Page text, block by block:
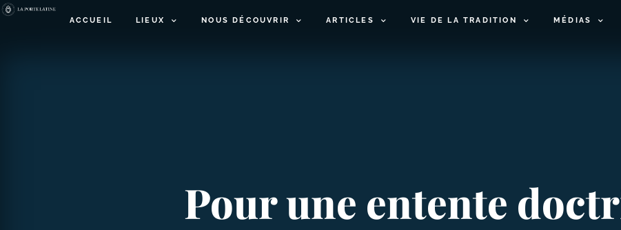
ACCUEIL LIEUX NOUS DÉCOUVRIR ARTICLES VIE DE LA TRADITION MÉDIAS
Pour une entente